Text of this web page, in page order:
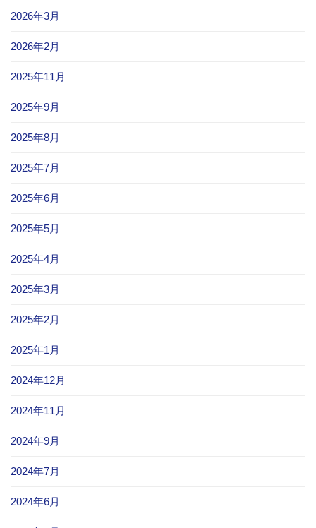
2026年3月
2026年2月
2025年11月
2025年9月
2025年8月
2025年7月
2025年6月
2025年5月
2025年4月
2025年3月
2025年2月
2025年1月
2024年12月
2024年11月
2024年9月
2024年7月
2024年6月